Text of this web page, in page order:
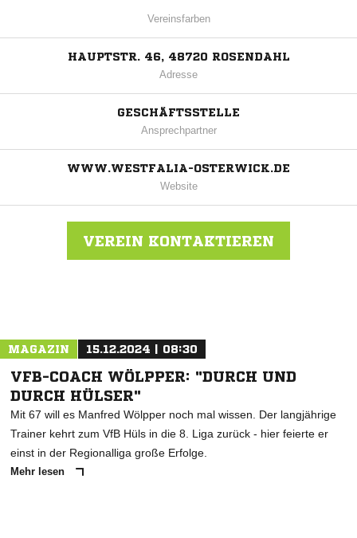
Vereinsfarben
HAUPTSTR. 46, 48720 ROSENDAHL
Adresse
GESCHÄFTSSTELLE
Ansprechpartner
WWW.WESTFALIA-OSTERWICK.DE
Website
VEREIN KONTAKTIEREN
MAGAZIN 15.12.2024 | 08:30
VFB-COACH WÖLPPER: "DURCH UND
DURCH HÜLSER"
Mit 67 will es Manfred Wölpper noch mal wissen. Der langjährige
Trainer kehrt zum VfB Hüls in die 8. Liga zurück - hier feierte er
einst in der Regionalliga große Erfolge.
Mehr lesen